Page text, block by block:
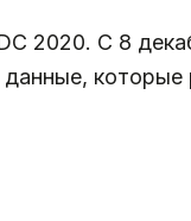
2020. С 8
которые